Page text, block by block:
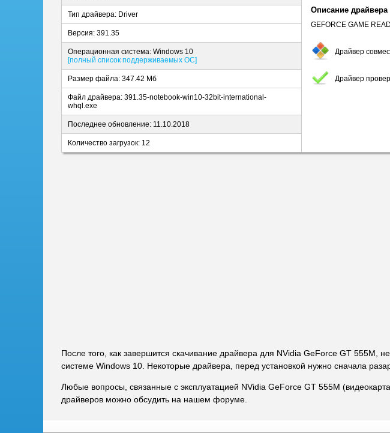
Тип драйвера: Driver
Версия: 391.35
Операционная система: Windows 10
[полный список поддерживаемых ОС]
Размер файла: 347.42 Мб
Файл драйвера: 391.35-notebook-win10-32bit-international-
whql.exe
Последнее обновление: 11.10.2018
Количество загрузок: 12
Описание драйвера
GEFORCE GAME
Драйвер
Драйвер
После того, как завершится скачивание драйвера для NVidia GeForce GT 555M,
системе Windows 10. Некоторые драйвера, перед установкой нужно сначала
Любые вопросы, связанные с эксплуатацией NVidia GeForce GT 555M
драйверов можно обсудить на нашем форуме.